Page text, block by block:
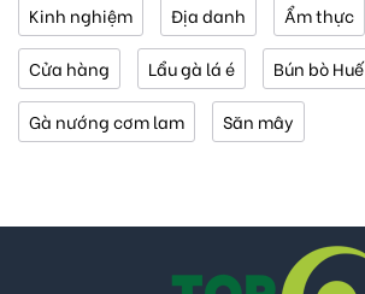
Kinh nghiệm Địa danh Ẩm thực
Cửa hàng Lẩu gà lá é Bún bò Huế
Gà nướng cơm lam Săn mây